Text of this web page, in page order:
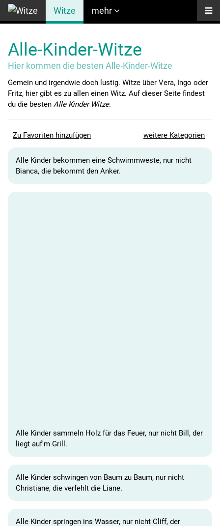
Witze mehr
Alle-Kinder-Witze
Hier kommen die besten Alle-Kinder-Witze
Gemein und irgendwie doch lustig. Witze über Vera, Ingo oder
Fritz, hier gibt es zu allen einen Witz. Auf dieser Seite findest
du die besten Alle Kinder Witze.
Zu Favoriten hinzufügen weitere Kategorien
Alle Kinder bekommen eine Schwimmweste, nur nicht
Bianca, die bekommt den Anker.
Alle Kinder sammeln Holz für das Feuer, nur nicht Bill, der
liegt auf'm Grill.
Alle Kinder schwingen von Baum zu Baum, nur nicht
Christiane, die verfehlt die Liane.
Alle Kinder springen ins Wasser, nur nicht Cliff, der